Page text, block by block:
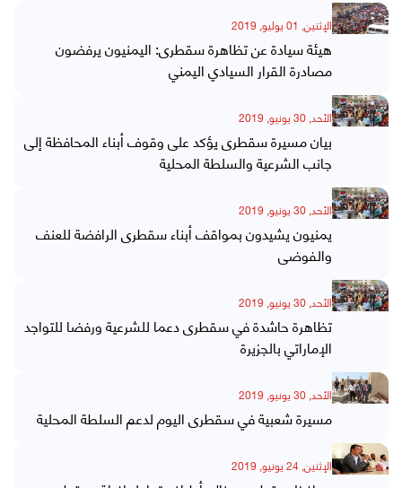
الإثنين, 01 يوليو, 2019
هيئة سيادة عن تظاهرة سقطرى: اليمنيون يرفضون
مصادرة القرار السيادي اليمني
الأحد, 30 يونيو, 2019
بيان مسيرة سقطرى يؤكد على وقوف أبناء المحافظة إلى
جانب الشرعية والسلطة المحلية
الأحد, 30 يونيو, 2019
يمنيون يشيدون بمواقف أبناء سقطرى الرافضة للعنف
والفوضى
الأحد, 30 يونيو, 2019
تظاهرة حاشدة في سقطرى دعما للشرعية ورفضا للتواجد
الإماراتي بالجزيرة
الأحد, 30 يونيو, 2019
مسيرة شعبية في سقطرى اليوم لدعم السلطة المحلية
الإثنين, 24 يونيو, 2019